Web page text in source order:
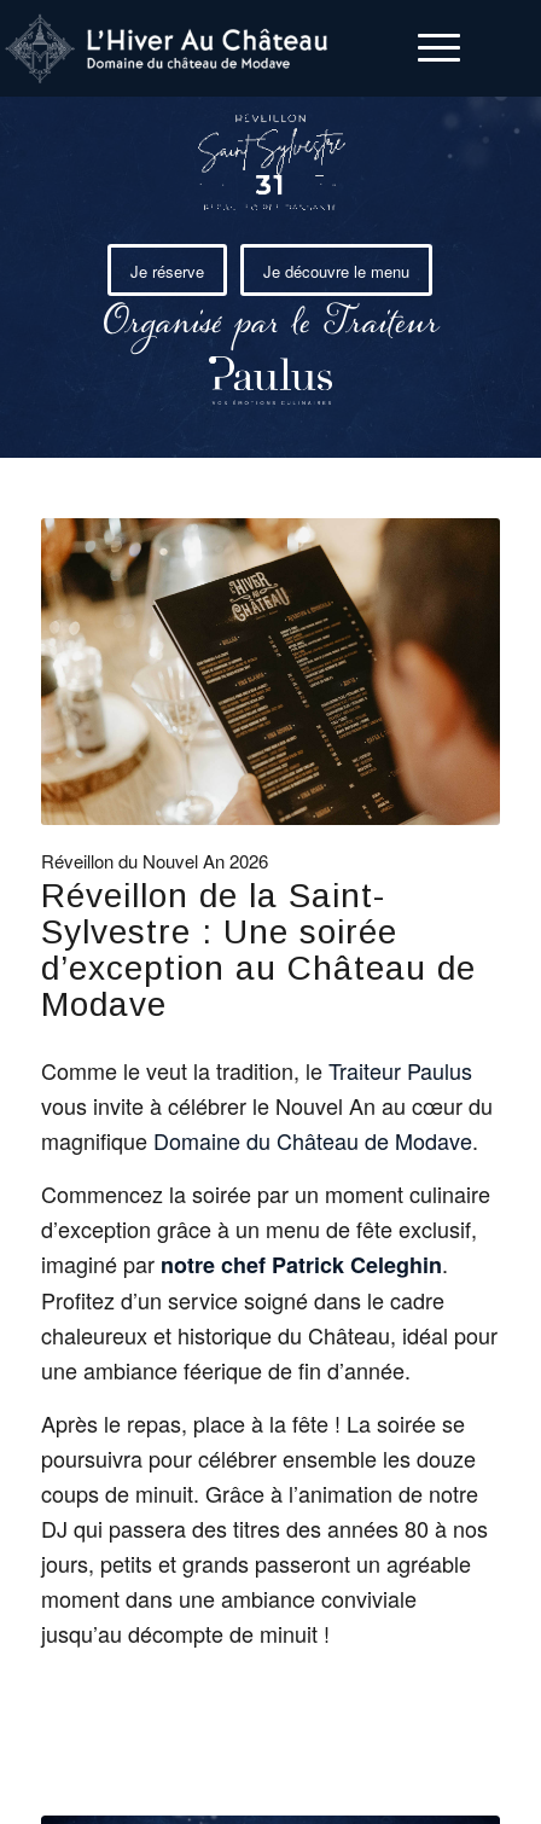
Je réserve Je découvre le menu
Organisé par le Traiteur
Réveillon du Nouvel An 2026
Réveillon de la Saint-
Sylvestre : Une soirée
d’exception au Château de
Modave
Comme le veut la tradition, leTraiteur Paulus
vous invite à célébrer le Nouvel An au cœur du
magnifique Domaine du Château de Modave.
Commencez la soirée par un moment culinaire
d’exception grâce à un menu de fête exclusif,
imaginé par notre chef Patrick Celeghin.
Profitez d’un service soigné dans le cadre
chaleureux et historique du Château, idéal pour
une ambiance féerique de fin d’année.
Après le repas, place à la fête ! La soirée se
poursuivra pour célébrer ensemble les douze
coups de minuit. Grâce à l’animation de notre
DJ qui passera des titres des années 80 à nos
jours, petits et grands passeront un agréable
moment dans une ambiance conviviale
jusqu’au décompte de minuit !